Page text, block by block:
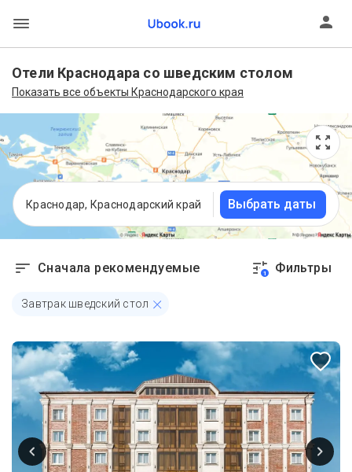
Отели Краснодара со шведским столом
Показать все объекты Краснодарского края
Краснодар, Краснодарский край Выбрать даты
Сначала рекомендуемые 1 Фильтры
Завтрак шведский стол